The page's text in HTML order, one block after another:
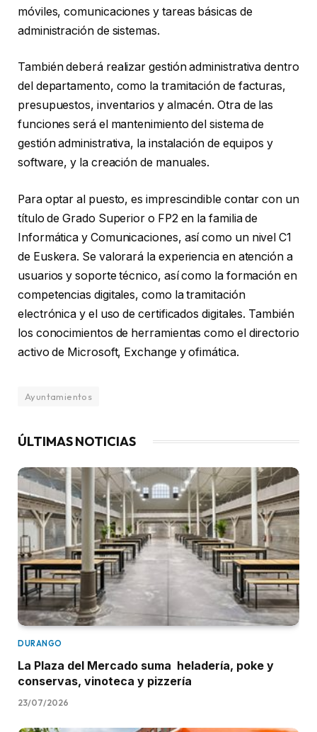
móviles, comunicaciones y tareas básicas de
administración de sistemas.
También deberá realizar gestión administrativa dentro
del departamento, como la tramitación de facturas,
presupuestos, inventarios y almacén. Otra de las
funciones será el mantenimiento del sistema de
gestión administrativa, la instalación de equipos y
software, y la creación de manuales.
Para optar al puesto, es imprescindible contar con un
título de Grado Superior o FP2 en la familia de
Informática y Comunicaciones, así como un nivel C1
de Euskera. Se valorará la experiencia en atención a
usuarios y soporte técnico, así como la formación en
competencias digitales, como la tramitación
electrónica y el uso de certificados digitales. También
los conocimientos de herramientas como el directorio
activo de Microsoft, Exchange y ofimática.
Ayuntamientos
ÚLTIMAS NOTICIAS
DURANGO
La Plaza del Mercado suma heladería, poke y
conservas, vinoteca y pizzería
23/07/2026